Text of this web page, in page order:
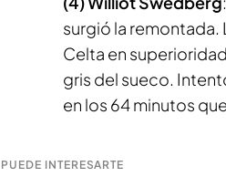
surgió la remontada.
Celta en
gris del sueco.
en los 64 minutos
PUEDE INTERESARTE